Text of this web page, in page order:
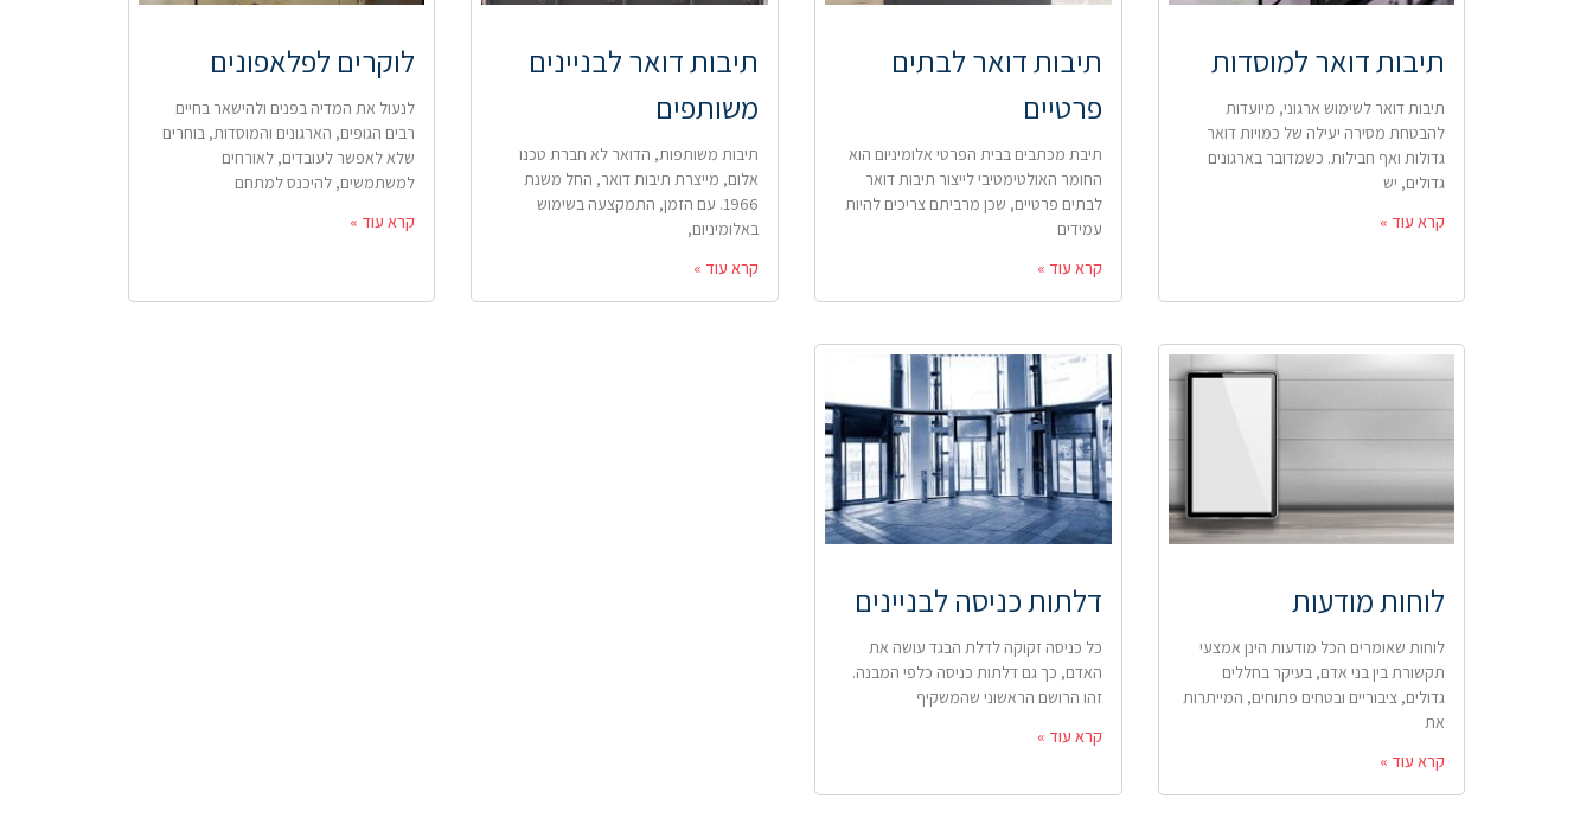
תיבות דואר למוסדות
תיבות דואר לשימוש ארגוני, מיועדות
להבטחת מסירה יעילה של כמויות דואר
גדולות ואף חבילות. כשמדובר בארגונים
גדולים, יש
קרא עוד »
תיבות דואר לבתים
פרטיים
תיבת מכתבים בבית הפרטי אלומיניום הוא
החומר האולטימטיבי לייצור תיבות דואר
לבתים פרטיים, שכן מרביתם צריכים להיות
עמידים
קרא עוד »
תיבות דואר לבניינים
משותפים
תיבות משותפות, הדואר לא חברת טכנו
אלום, מייצרת תיבות דואר, החל משנת
1966. עם הזמן, התמקצעה בשימוש
באלומיניום,
קרא עוד »
לוקרים לפלאפונים
לנעול את המדיה בפנים ולהישאר בחיים
רבים הגופים, הארגונים והמוסדות, בוחרים
שלא לאפשר לעובדים, לאורחים
למשתמשים, להיכנס למתחם
קרא עוד »
לוחות מודעות
לוחות שאומרים הכל מודעות הינן אמצעי
תקשורת בין בני אדם, בעיקר בחללים
גדולים, ציבוריים ובטחים פתוחים, המייתרות
את
קרא עוד »
דלתות כניסה לבניינים
כל כניסה זקוקה לדלת הבגד עושה את
האדם, כך גם דלתות כניסה כלפי המבנה.
זהו הרושם הראשוני שהמשקיף
קרא עוד »